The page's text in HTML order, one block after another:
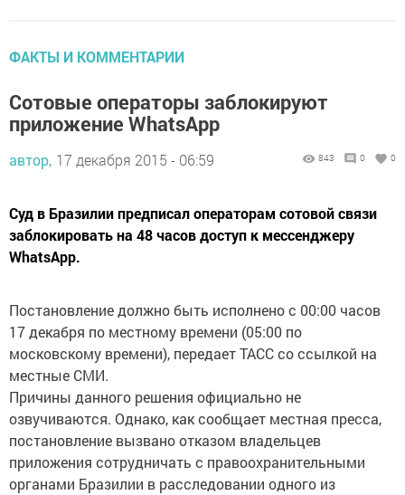
ФАКТЫ И КОММЕНТАРИИ
Сотовые операторы заблокируют
приложение WhatsApp
автор, 17 декабря 2015 - 06:59 843 0 0
Суд в Бразилии предписал операторам сотовой связи
заблокировать на 48 часов доступ к мессенджеру
WhatsApp.
Постановление должно быть исполнено с 00:00 часов
17 декабря по местному времени (05:00 по
московскому времени), передает ТАСС со ссылкой на
местные СМИ.
Причины данного решения официально не
озвучиваются. Однако, как сообщает местная пресса,
постановление вызвано отказом владельцев
приложения сотрудничать с правоохранительными
органами Бразилии в расследовании одного из